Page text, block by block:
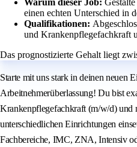
Warum dieser Job:
einen echten Unterschied in
Qualifikationen:
und Krankenpflegefachkraft
Das prognostizierte Gehalt liegt
Starte mit uns stark in deinen neuen
Arbeitnehmerüberlassung! Du bist
Krankenpflegefachkraft (m/w/d) und
unterschiedlichen Einrichtungen
Fachbereiche, IMC, ZNA, Intensiv